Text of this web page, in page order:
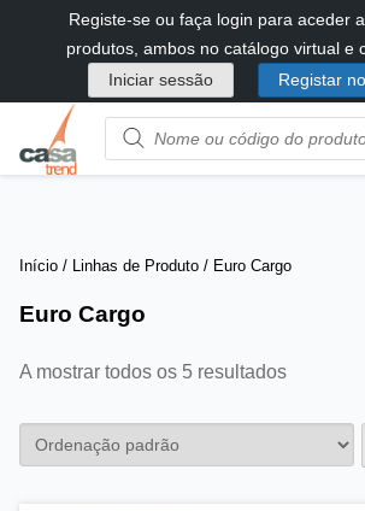
diretamente
conteúdo
Registe-se ou faça login para aceder
produtos, ambos no catálogo virtual e
Iniciar sessão
Registar
Product
name
Início / Linhas de Produto / Euro Cargo
Euro Cargo
A mostrar todos os 5 resultados